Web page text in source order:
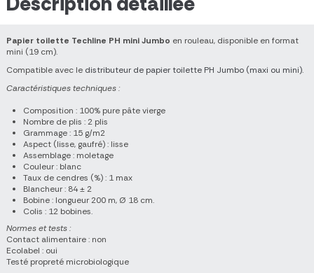
Papier toilette Techline PH mini Jumbo en rouleau, disponible en format
mini (19 cm).
Compatible avec le distributeur de papier toilette PH Jumbo (maxi ou mini).
Caractéristiques techniques :
Composition : 100% pure pâte vierge
Nombre de plis : 2 plis
Grammage : 15 g/m2
Aspect (lisse, gaufré) : lisse
Assemblage : moletage
Couleur : blanc
Taux de cendres (%) : 1 max
Blancheur : 84 ± 2
Bobine : longueur 200 m, Ø 18 cm.
Colis : 12 bobines.
Normes et tests :
Contact alimentaire : non
Ecolabel : oui
Testé propreté microbiologique